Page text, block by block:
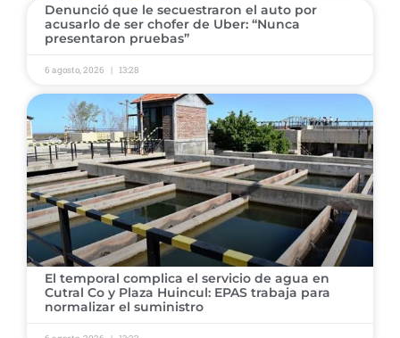
Denunció que le secuestraron el auto por
acusarlo de ser chofer de Uber: “Nunca
presentaron pruebas”
6 agosto, 2026 13:28
El temporal complica el servicio de agua en
Cutral Co y Plaza Huincul: EPAS trabaja para
normalizar el suministro